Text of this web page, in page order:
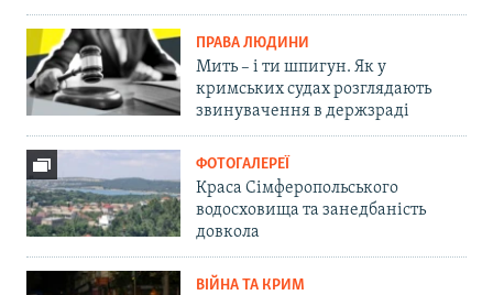
ПРАВА ЛЮДИНИ
Мить – і ти шпигун. Як у
кримських судах розглядають
звинувачення в держзраді
ФОТОГАЛЕРЕЇ
Краса Сімферопольського
водосховища та занедбаність
довкола
ВІЙНА ТА КРИМ